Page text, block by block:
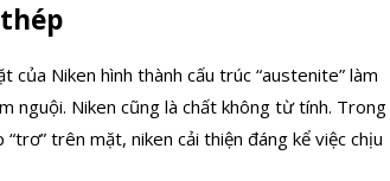
Niken hình thành cấu trúc “austenite” làm
nguội. Niken cũng là chất không từ tính. Trong
trên mặt, niken cải thiện đáng kể việc chịu